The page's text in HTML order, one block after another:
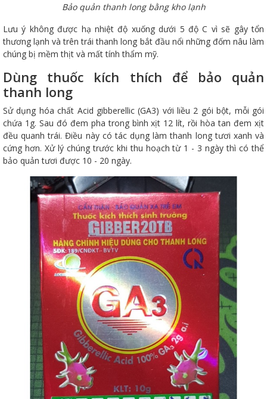
Bảo quản thanh long bằng kho lạnh
Lưu ý không được hạ nhiệt độ xuống dưới 5 độ C vì sẽ gây tổn
thương lạnh và trên trái thanh long bắt đầu nổi những đốm nâu làm
chúng bị mềm thịt và mất tính thẩm mỹ.
Dùng thuốc kích thích để bảo quản
thanh long
Sử dụng hóa chất Acid gibberellic (GA3) với liều 2 gói bột, mỗi gói
chứa 1g. Sau đó đem pha trong bình xịt 12 lít, rồi hòa tan đem xịt
đều quanh trái. Điều này có tác dụng làm thanh long tươi xanh và
cứng hơn. Xử lý chúng trước khi thu hoạch từ 1 - 3 ngày thì có thể
bảo quản tươi được 10 - 20 ngày.